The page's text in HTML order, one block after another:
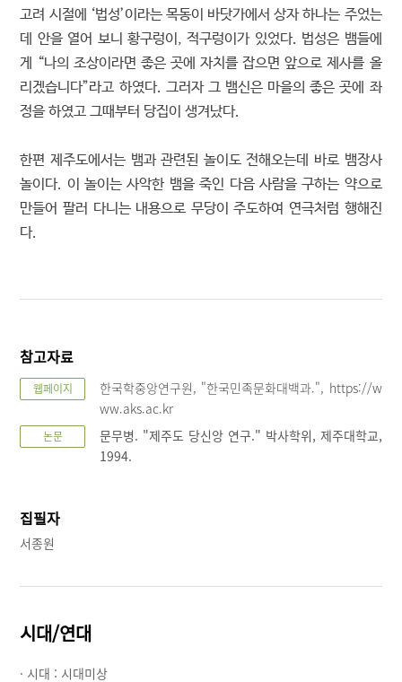
고려 시절에 ‘법성’이라는 목동이 바닷가에서 상자 하나는 주었는
데 안을 열어 보니 황구렁이, 적구렁이가 있었다. 법성은 뱀들에
게 “나의 조상이라면 좋은 곳에 자치를 잡으면 앞으로 제사를 올
리겠습니다”라고 하였다. 그러자 그 뱀신은 마을의 좋은 곳에 좌
정을 하였고 그때부터 당집이 생겨났다.
한편 제주도에서는 뱀과 관련된 놀이도 전해오는데 바로 뱀장사
놀이다. 이 놀이는 사악한 뱀을 죽인 다음 사람을 구하는 약으로
만들어 팔러 다니는 내용으로 무당이 주도하여 연극처럼 행해진
다.
참고자료
웹페이지
한국학중앙연구원, "한국민족문화대백과.", https://w
ww.aks.ac.kr
논문
문무병. "제주도 당신앙 연구." 박사학위, 제주대학교,
1994.
집필자
서종원
시대/연대
· 시대 : 시대미상